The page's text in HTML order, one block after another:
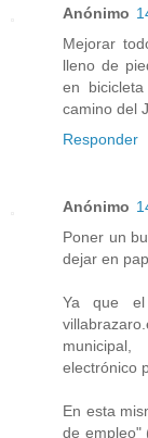
Anónimo
Mejorar
lleno de
en
camino del
Responder
Anónimo
Poner un
dejar en
Ya que el
electrónico
En esta
de empleo"